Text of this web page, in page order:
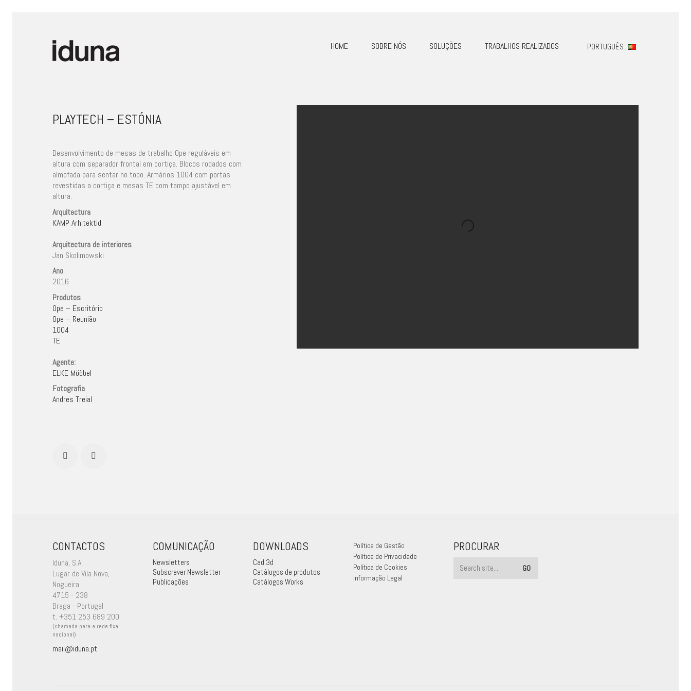
PORTUGUÊS
HOME SOBRE NÓS SOLUÇÕES TRABALHOS REALIZADOS
PLAYTECH – ESTÓNIA
Desenvolvimento de mesas de trabalho Ope reguláveis em
altura com separador frontal em cortiça. Blocos rodados com
almofada para sentar no topo. Armários 1004 com portas
revestidas a cortiça e mesas TE com tampo ajustável em
altura.
Arquitectura
KAMP Arhitektid
Arquitectura de interiores
Jan Skolimowski
Ano
2016
Produtos
Ope – Escritório
Ope – Reunião
1004
TE
Agente:
ELKE Mööbel
Fotografia
Andres Treial
CONTACTOS
Iduna, S.A.
Lugar de Vila Nova,
Nogueira
4715 - 238
Braga - Portugal
t. +351 253 689 200
(chamada para a rede fixa
nacional)
mail@iduna.pt
COMUNICAÇÃO
Newsletters
Subscrever Newsletter
Publicações
DOWNLOADS
Cad 3d
Catálogos de produtos
Catálogos Works
Política de Gestão
Política de Privacidade
Política de Cookies
Informação Legal
PROCURAR